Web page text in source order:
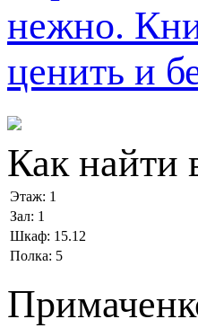
Как найти
Этаж: 1
Зал: 1
Шкаф: 15.12
Полка: 5